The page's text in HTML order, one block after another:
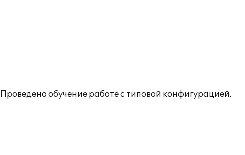
обучение работе с типовой конфигурацией.